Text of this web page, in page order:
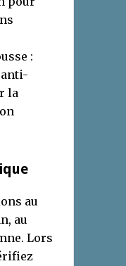
:
la
au
au
Lors